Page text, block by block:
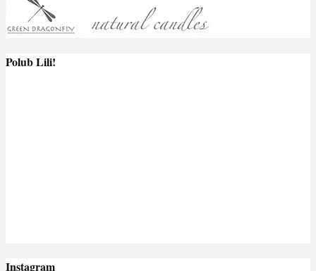
Polub Lili!
Instagram